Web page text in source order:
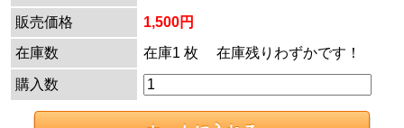
販売価格
1,500円
在庫数
在庫1 枚 在庫残りわずかです！
購入数